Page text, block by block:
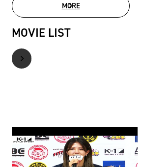
MOREPHOTO GALLERY
MOVIE LIST